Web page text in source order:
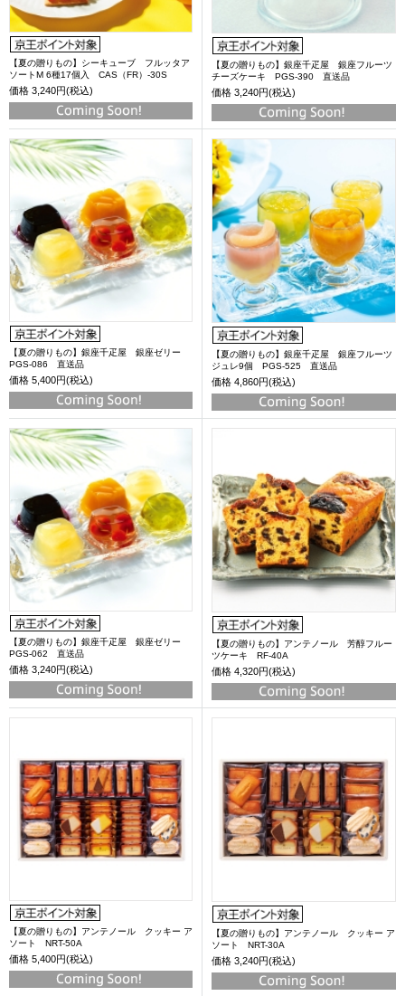
【夏の贈りもの】シーキューブ フルッタア
ソートM 6種17個入 CAS（FR）-30S
価格 3,240円(税込)
【夏の贈りもの】銀座千疋屋 銀座フルーツ
チーズケーキ PGS-390 直送品
価格 3,240円(税込)
【夏の贈りもの】銀座千疋屋 銀座ゼリー
PGS-086 直送品
価格 5,400円(税込)
【夏の贈りもの】銀座千疋屋 銀座フルーツ
ジュレ9個 PGS-525 直送品
価格 4,860円(税込)
【夏の贈りもの】銀座千疋屋 銀座ゼリー
PGS-062 直送品
価格 3,240円(税込)
【夏の贈りもの】アンテノール 芳醇フルー
ツケーキ RF-40A
価格 4,320円(税込)
【夏の贈りもの】アンテノール クッキー ア
ソート NRT-50A
価格 5,400円(税込)
【夏の贈りもの】アンテノール クッキー ア
ソート NRT-30A
価格 3,240円(税込)